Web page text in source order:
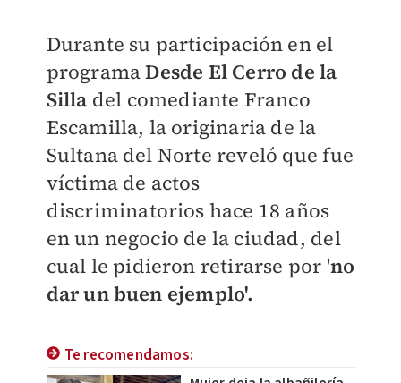
Durante su participación en el
programaDesde El Cerro de la
Silla del comediante Franco
Escamilla, la originaria de la
Sultana del Norte reveló que fue
víctima de actos
discriminatorios hace 18 años
en un negocio de la ciudad, del
cual le pidieron retirarse por 'no
dar un buen ejemplo'.
Te recomendamos: